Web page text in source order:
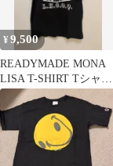
¥9,500
READYMADE MONA
LISA T-SHIRT Tシャツ
ブラック